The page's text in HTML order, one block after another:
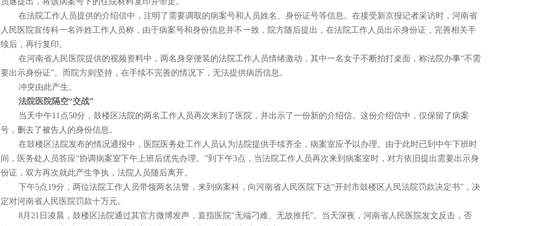
在法院工作人员提供的介绍信中，注明了需要调取的病案号和人员姓名、身份证号等信息。在接受新京报记者采访时，河南省
人民医院宣传科一名许姓工作人员称，由于病案号和身份信息并不一致，院方随后提出，在法院工作人员出示身份证，完善相关手
续后，再行复印。
在河南省人民医院提供的视频资料中，两名身穿便装的法院工作人员情绪激动，其中一名女子不断拍打桌面，称法院办事“不需
要出示身份证”。而院方则坚持，在手续不完善的情况下，无法提供病历信息。
冲突由此产生。
法院医院隔空“交战”
当天中午11点50分，鼓楼区法院的两名工作人员再次来到了医院，并出示了一份新的介绍信。这份介绍信中，仅保留了病案
号，删去了被告人的身份信息。
在鼓楼区法院发布的情况通报中，医院医务处工作人员认为法院提供手续齐全，病案室应予以办理。由于此时已到中午下班时
间，医务处人员答应“协调病案室下午上班后优先办理。”到下午3点，当法院工作人员再次来到病案室时，对方依旧提出需要出示身
份证，双方再次就此产生争执，法院人员随后离开。
下午5点19分，两位法院工作人员带领两名法警，来到病案科，向河南省人民医院下达“开封市鼓楼区人民法院罚款决定书”，决
定对河南省人民医院罚款十万元。
8月21日凌晨，鼓楼区法院通过其官方微博发声，直指医院“无端刁难、无故推托”。当天深夜，河南省人民医院发文反击，否